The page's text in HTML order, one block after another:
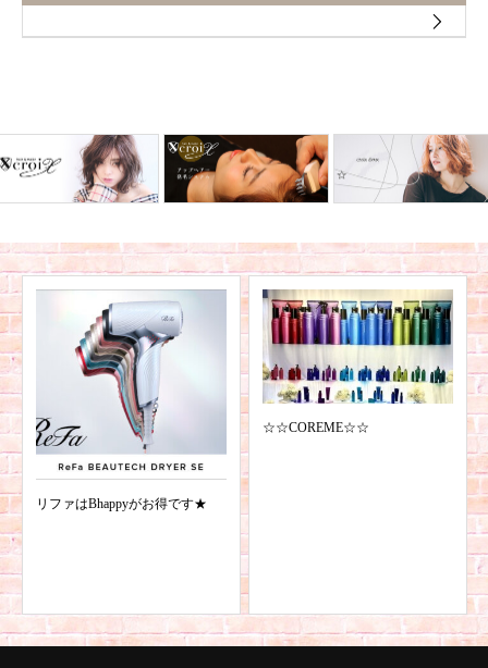
リファはBhappyがお得です★
☆☆COREME☆☆